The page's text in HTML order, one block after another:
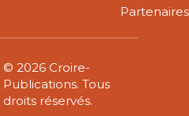
Partenaires
© 2026 Croire-
Publications. Tous
droits réservés.